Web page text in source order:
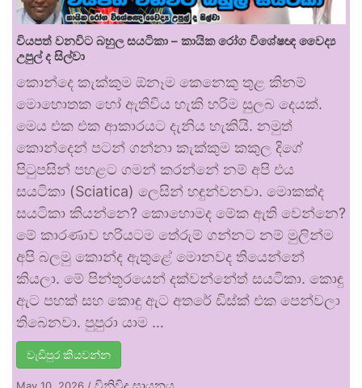
වියපත් වනවිට බහුල සයටිකා – කායික රෝග විශේෂඥ වෛද්‍ය
උපුල් ද සිල්වා
කොන්දෙ කැක්කුම ඕනෑම කෙනෙකු තුළ කිනම්
මොහොතක හෝ ඇතිවිය හැකි හරිම සුලබ දෙයක්.
මෙය එක එක ආකාරයට දැනිය හැකියි. නමුත්
කොන්දෙන් පටන් ගන්නා කැක්කුම කකුල දිගේ
පිටුපසින් පහළට ගමන් කරන්නේ නම් අපි එය
සයටිකා (Sciatica) ලෙසින් හඳුන්වනවා. මොකක්ද
සයටිකා කියන්නෙ? කොහොමද මේක ඇති වෙන්නෙ?
මේ කාරණාව හරියටම තේරුම් ගන්නට නම් මුලින්ම
අපි බලමු කොන්ද ඇතුළේ මොනවද තියෙන්නේ
කියලා. මේ පින්තූරයෙන් දක්වන්නේත් සයටිකා. කොඳු
ඇට පහක් සහ කොඳු ඇට අතරේ ඩිස්ක් එක පෙන්වලා
තිබෙනවා. පුපුරා යාම …
වැඩිපුර කියවන්න